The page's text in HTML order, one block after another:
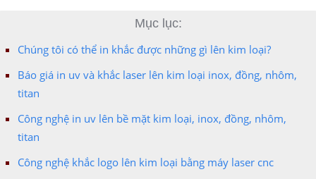
Mục lục:
Chúng tôi có thể in khắc được những gì lên kim loại?
Báo giá in uv và khắc laser lên kim loại inox, đồng, nhôm,
titan
Công nghệ in uv lên bề mặt kim loại, inox, đồng, nhôm,
titan
Công nghệ khắc logo lên kim loại bằng máy laser cnc